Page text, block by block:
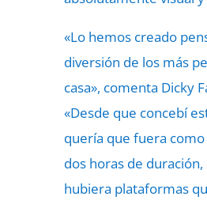
«Lo hemos creado
diversión de los más
casa», comenta Dicky
«Desde que concebí
quería que fuera
dos horas de
hubiera plataformas